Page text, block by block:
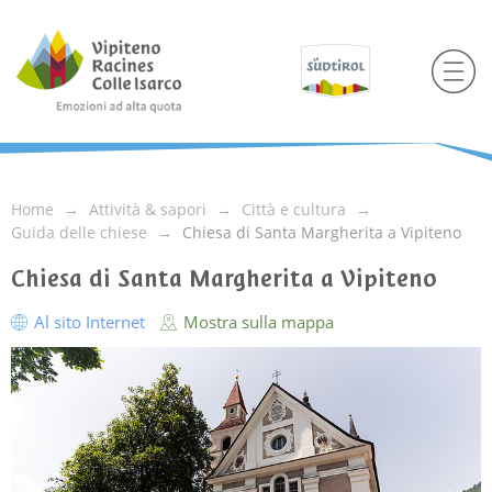
Home Attività & sapori
Città e cultura
Guida delle chiese
Chiesa di Santa Margherita a Vipiteno
Chiesa di Santa Margherita a Vipiteno
Al sito Internet Mostra sulla mappa